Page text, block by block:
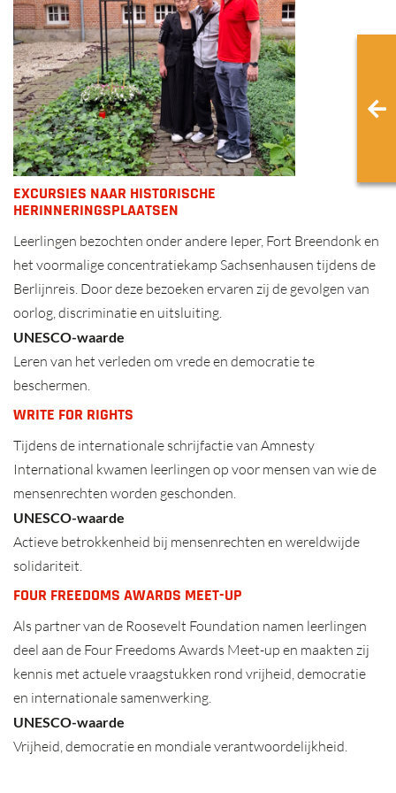
EXCURSIES NAAR HISTORISCHE
HERINNERINGSPLAATSEN
Leerlingen bezochten onder andere Ieper, Fort Breendonk en
het voormalige concentratiekamp Sachsenhausen tijdens de
Berlijnreis. Door deze bezoeken ervaren zij de gevolgen van
oorlog, discriminatie en uitsluiting.
UNESCO-waarde
Leren van het verleden om vrede en democratie te
beschermen.
WRITE FOR RIGHTS
Tijdens de internationale schrijfactie van Amnesty
International kwamen leerlingen op voor mensen van wie de
mensenrechten worden geschonden.
UNESCO-waarde
Actieve betrokkenheid bij mensenrechten en wereldwijde
solidariteit.
FOUR FREEDOMS AWARDS MEET-UP
Als partner van de Roosevelt Foundation namen leerlingen
deel aan de Four Freedoms Awards Meet-up en maakten zij
kennis met actuele vraagstukken rond vrijheid, democratie
en internationale samenwerking.
UNESCO-waarde
Vrijheid, democratie en mondiale verantwoordelijkheid.